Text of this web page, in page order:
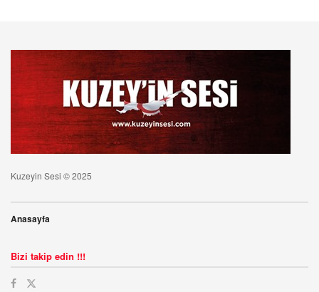
Kuzeyin Sesi © 2025
Anasayfa
Bizi takip edin !!!